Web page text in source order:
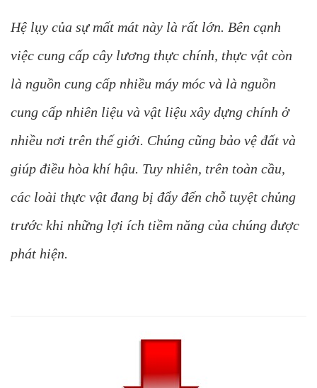
Hệ lụy của sự mất mát này là rất lớn. Bên cạnh
việc cung cấp cây lương thực chính, thực vật còn
là nguồn cung cấp nhiều máy móc và là nguồn
cung cấp nhiên liệu và vật liệu xây dựng chính ở
nhiều nơi trên thế giới. Chúng cũng bảo vệ đất và
giúp điều hòa khí hậu. Tuy nhiên, trên toàn cầu,
các loài thực vật đang bị đẩy đến chỗ tuyệt chủng
trước khi những lợi ích tiềm năng của chúng được
phát hiện.